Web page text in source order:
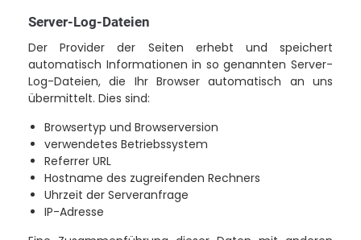
Server-Log-Dateien
Der Provider der Seiten erhebt und speichert
automatisch Informationen in so genannten Server-
Log-Dateien, die Ihr Browser automatisch an uns
übermittelt. Dies sind:
Browsertyp und Browserversion
verwendetes Betriebssystem
Referrer URL
Hostname des zugreifenden Rechners
Uhrzeit der Serveranfrage
IP-Adresse